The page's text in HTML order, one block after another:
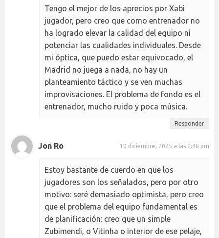
Tengo el mejor de los aprecios por Xabi
jugador, pero creo que como entrenador no
ha logrado elevar la calidad del equipo ni
potenciar las cualidades individuales. Desde
mi óptica, que puedo estar equivocado, el
Madrid no juega a nada, no hay un
planteamiento táctico y se ven muchas
improvisaciones. El problema de fondo es el
entrenador, mucho ruido y poca música.
Responder
Jon Ro 10 diciembre, 2025 a las 2:48 pm
Estoy bastante de cuerdo en que los
jugadores son los señalados, pero por otro
motivo: seré demasiado optimista, pero creo
que el problema del equipo fundamental es
de planificación: creo que un simple
Zubimendi, o Vitinha o interior de ese pelaje,